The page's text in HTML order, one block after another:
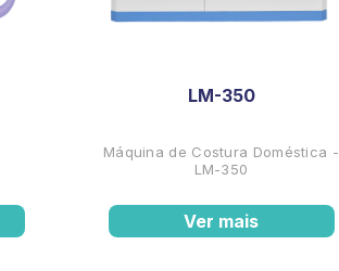
LM-350
Máquina de Costura Doméstica -
LM-350
Ver mais